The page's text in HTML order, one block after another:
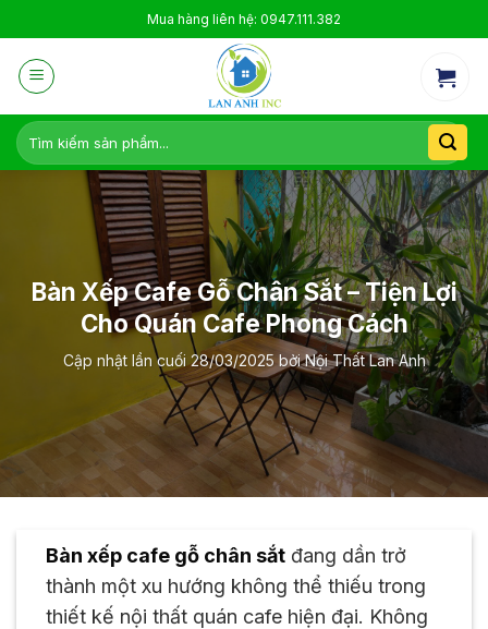
to
content
Mua hàng liên hệ: 0947.111.382
Tìm
kiếm:
Bàn Xếp Cafe Gỗ Chân Sắt – Tiện Lợi
Cho Quán Cafe Phong Cách
Cập nhật lần cuối28/03/2025bởiNội Thất Lan Anh
Bàn xếp cafe gỗ chân sắt đang dần trở
thành một xu hướng không thể thiếu trong
thiết kế nội thất quán cafe hiện đại. Không